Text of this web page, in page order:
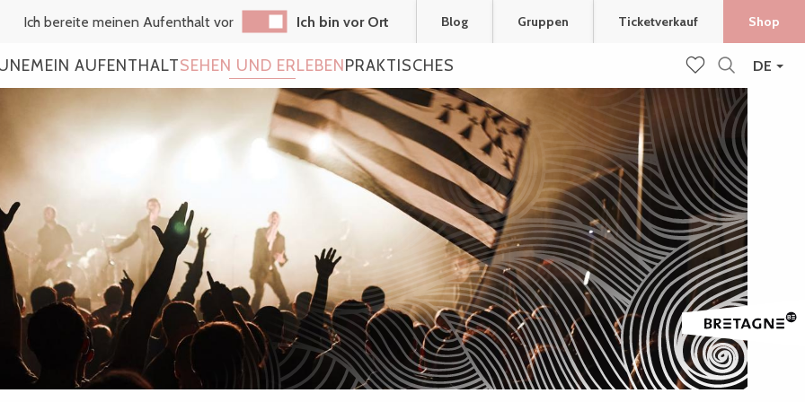
Voir les favoris
Suche
DE
Ich bereite meinen Aufenthalt vor Ich bin vor Ort Blog Gruppen Ticketverkauf Shop
MEIN AUFENTHALTSEHEN UND ERLEBENPRAKTISCHES